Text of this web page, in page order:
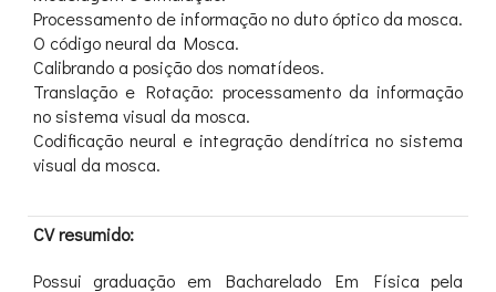
Processamento de informação no duto óptico da mosca.
O código neural da Mosca.
Calibrando a posição dos nomatídeos.
Translação e Rotação: processamento da informação
no sistema visual da mosca.
Codificação neural e integração dendítrica no sistema
visual da mosca.
CV resumido:
Possui graduação em Bacharelado Em Física pela